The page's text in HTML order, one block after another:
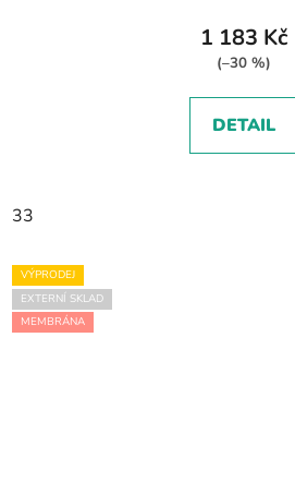
1 183 Kč
(–30 %)
DETAIL
33
VÝPRODEJ
EXTERNÍ SKLAD
MEMBRÁNA